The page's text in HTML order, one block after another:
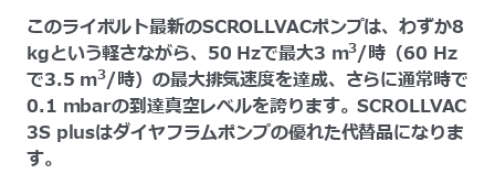
このライボルト最新のSCROLLVACポンプは、わずか8
kgという軽さながら、50 Hzで最大3 m3/時（60 Hz
で3.5 m3/時）の最大排気速度を達成、さらに通常時で
0.1 mbarの到達真空レベルを誇ります。SCROLLVAC
3S plusはダイヤフラムポンプの優れた代替品になりま
す。